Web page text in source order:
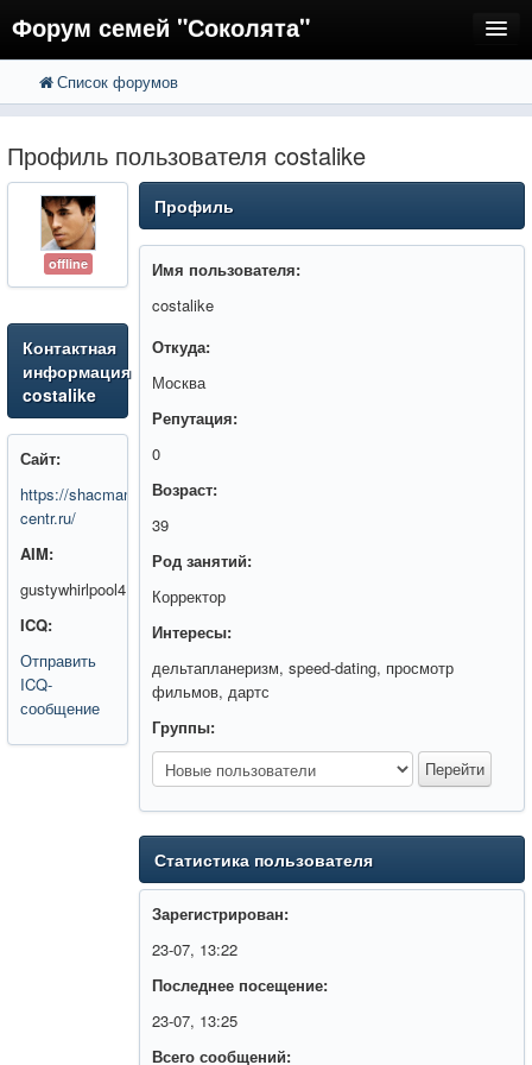
Форум семей "Соколята"
FAQ
Регистрация
Вход
Список форумов
Профиль пользователя costalike
offline
Контактная
информация
costalike
Сайт:
https://shacman-
centr.ru/
AIM:
gustywhirlpool4
ICQ:
Отправить
ICQ-
сообщение
Профиль
Имя пользователя:
costalike
Откуда:
Москва
Репутация:
0
Возраст:
39
Род занятий:
Корректор
Интересы:
дельтапланеризм, speed-dating, просмотр
фильмов, дартс
Группы:
Статистика пользователя
Зарегистрирован:
23-07, 13:22
Последнее посещение:
23-07, 13:25
Всего сообщений: